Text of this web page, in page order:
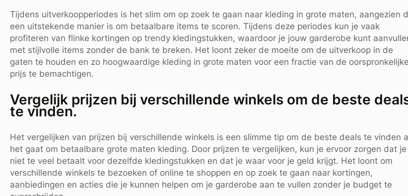
Tijdens uitverkoopperiodes is het slim om op zoek te gaan naar kleding in grote maten, aangezien
een uitstekende manier is om betaalbare items te scoren. Tijdens deze periodes kun je vaak
profiteren van flinke kortingen op trendy kledingstukken, waardoor je jouw garderobe kunt
met stijlvolle items zonder de bank te breken. Het loont zeker de moeite om de uitverkoop in de
gaten te houden en zo hoogwaardige kleding in grote maten voor een fractie van de oorspronkelijke
prijs te bemachtigen.
Vergelijk prijzen bij verschillende winkels om de beste
te vinden.
Het vergelijken van prijzen bij verschillende winkels is een slimme tip om de beste deals te vinden
het gaat om betaalbare grote maten kleding. Door prijzen te vergelijken, kun je ervoor zorgen dat je
niet te veel betaalt voor dezelfde kledingstukken en dat je waar voor je geld krijgt. Het loont om
verschillende winkels te bezoeken of online te shoppen en op zoek te gaan naar kortingen,
aanbiedingen en acties die je kunnen helpen om je garderobe aan te vullen zonder je budget te